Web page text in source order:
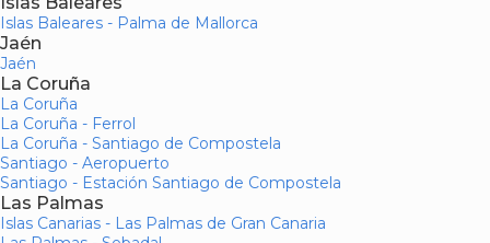
Islas Baleares - Palma de Mallorca
Jaén
Jaén
La Coruña
La Coruña
La Coruña - Ferrol
La Coruña - Santiago de Compostela
Santiago - Aeropuerto
Santiago - Estación Santiago de Compostela
Las Palmas
Islas Canarias - Las Palmas de Gran Canaria